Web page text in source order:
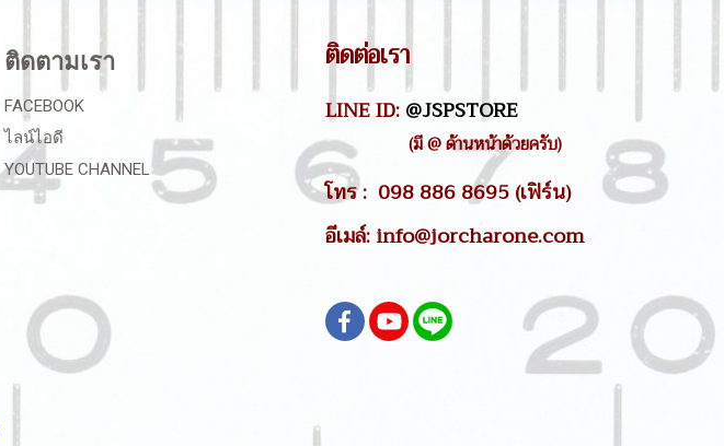
ติดตามเรา
FACEBOOK
ไลน์ไอดี
YOUTUBE CHANNEL
ติดต่อเรา
LINE ID:@JSPSTORE
(มี @ ด้านหน้าด้วยครับ)
โทร : 098 886 8695 (เฟิร์น)
อีเมล์: info@jorcharone.com